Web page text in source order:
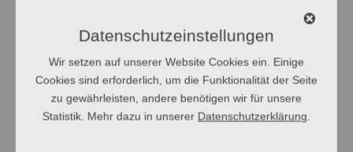
Wort des Jahres
Diese Seite in Standard-Sprache Die GfdS
wählt jedes Jahr das »Wort des Jahres«. Das
Datenschutzeinstellungen
Wir setzen auf unserer Website Cookies ein. Einige
Cookies sind erforderlich, um die Funktionalität der Seite
zu gewährleisten, andere benötigen wir für unsere
Statistik. Mehr dazu in unserer Datenschutzerklärung